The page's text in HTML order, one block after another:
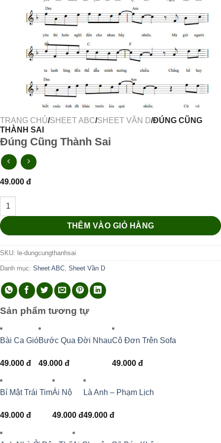
TRANG CHỦ/SHEET ABC/SHEET VẦN D/ĐÚNG CŨNG
THÀNH SAI
Đúng Cũng Thành Sai
49.000 đ
Đúng Cũng Thành Sai số lượng
THÊM VÀO GIỎ HÀNG
SKU: le-dungcungthanhsai
Danh mục: Sheet ABC, Sheet Vần D
Sản phẩm tương tự
Bài Ca Gió
49.000 đ
Bước Qua Đời Nhau
49.000 đ
Cô Đơn Trên Sofa
49.000 đ
Bí Mật Trái Tim
49.000 đ
Ái Nộ
49.000 đ
Là Anh – Phạm Lịch
49.000 đ